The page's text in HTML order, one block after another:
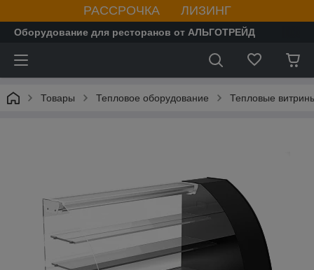
РАССРОЧКА ЛИЗИНГ
Оборудование для ресторанов от АЛЬГОТРЕЙД
Товары Тепловое оборудование Тепловые